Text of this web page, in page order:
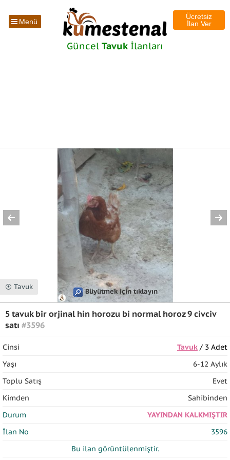
Menü
Ücretsiz
İlan Ver
Güncel Tavuk İlanları
⦿ Tavuk
Büyütmek için tıklayın
5 tavuk bir orjinal hin horozu bi normal horoz 9 civciv
satı #3596
Cinsi Tavuk/ 3 Adet
Yaşı
6-12 Aylık
Toplu Satış
Evet
Kimden
Sahibinden
Durum
YAYINDAN KALKMIŞTIR
İlan No
3596
Bu ilan görüntülenmiştir.